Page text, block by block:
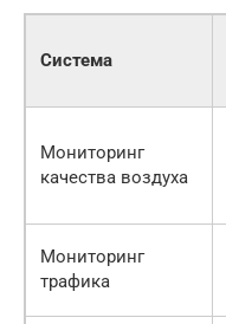
Система
Мониторинг
качества воздуха
Мониторинг
трафика